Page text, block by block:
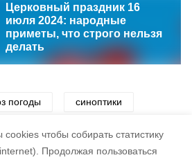
чтобы собирать статистику
Продолжая пользоваться
Церковный праздник 16
июля 2024: народные
приметы, что строго нельзя
делать
погоды синоптики
жара